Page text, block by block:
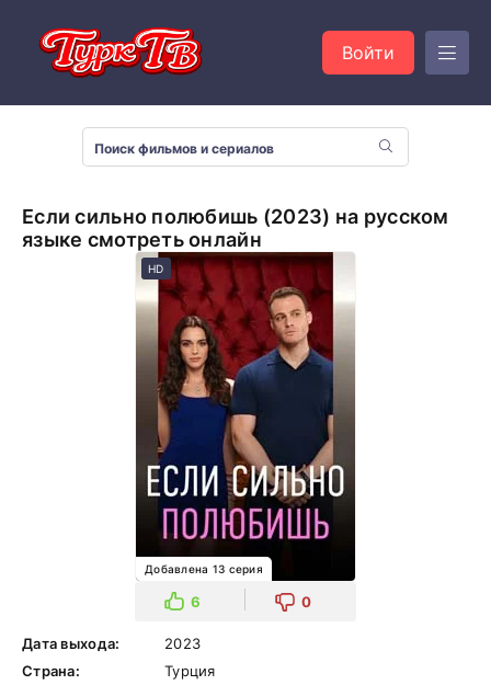
Войти
Если сильно полюбишь (2023) на русском
языке смотреть онлайн
HD
Добавлена 13 серия
6 0
Дата выхода:
2023
Страна:
Турция